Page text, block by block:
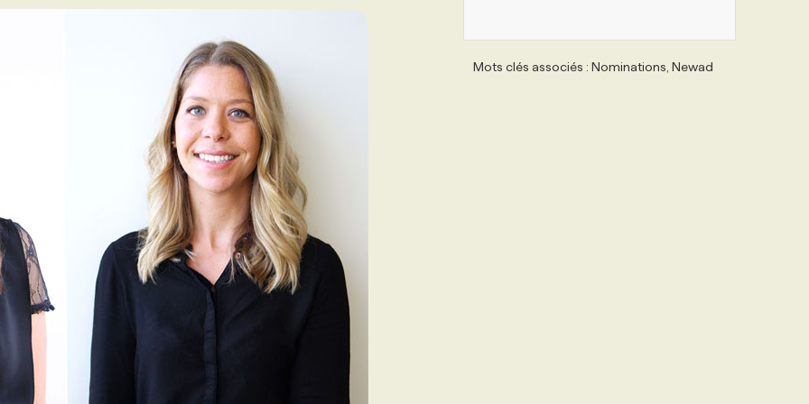
Mots clés associés : Nominations, Newad